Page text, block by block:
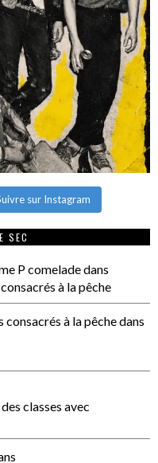
sur Instagram
SEC
P comeladedans
à la pêche
consacrés à la pêchedans
classes avec